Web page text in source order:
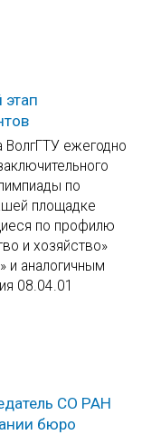
ВолгГТУ ежегодно
по
площадке
по профилю
и хозяйство»
и аналогичным
08.04.01
СО РАН
бюро